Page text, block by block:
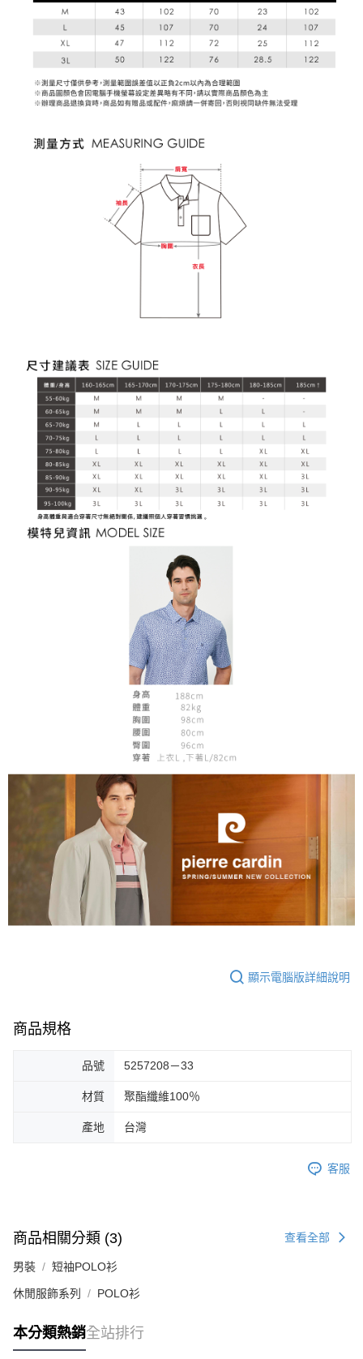
顯示電腦版詳細說明
商品規格
品號 5257208－33
材質 聚酯纖維100％
產地 台灣
客服
商品相關分類 (3) 查看全部
男裝 短袖POLO衫
休閒服飾系列 POLO衫
本分類熱銷全站排行